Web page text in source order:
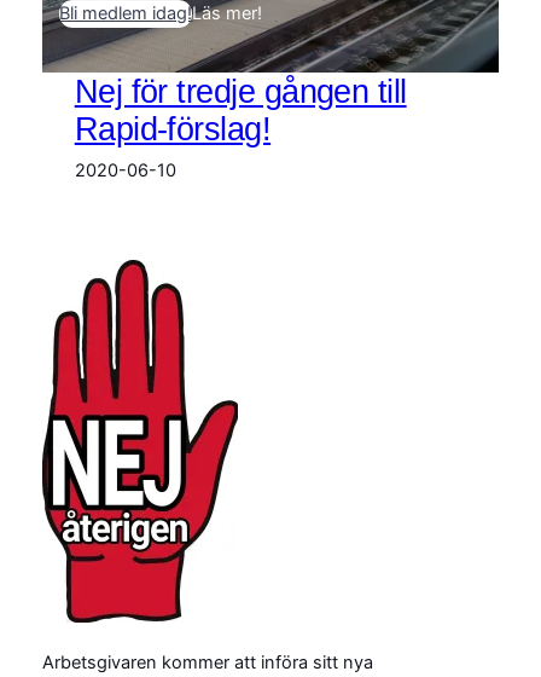
Bli medlem idag!Läs mer!
Nej för tredje gången till
Rapid-förslag!
2020-06-10
Arbetsgivaren kommer att införa sitt nya